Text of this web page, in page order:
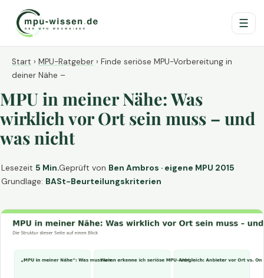
☰
Start › MPU-Ratgeber › Finde seriöse MPU-Vorbereitung in
deiner Nähe –
MPU in meiner Nähe: Was
wirklich vor Ort sein muss – und
was nicht
Lesezeit 5 Min.Geprüft von Ben Ambros · eigene MPU 2015
Grundlage: BASt-Beurteilungskriterien